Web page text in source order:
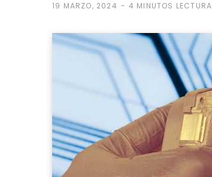
19 MARZO, 2024 4 MINUTOS LECTURA